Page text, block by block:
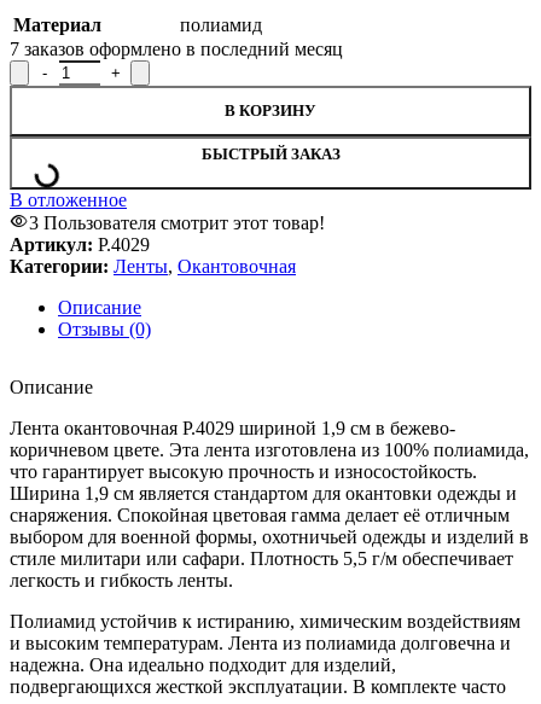
Материал
полиамид
7 заказов оформлено в последний месяц
Количество товара Лента окантовочная Р.4029, ширина 1,9 см
В КОРЗИНУ
БЫСТРЫЙ ЗАКАЗ
В отложенное
3 Пользователя смотрит этот товар!
Артикул: Р.4029
Категории: Ленты, Окантовочная
Описание
Отзывы (0)
Описание
Лента окантовочная Р.4029 шириной 1,9 см в бежево-
коричневом цвете. Эта лента изготовлена из 100% полиамида,
что гарантирует высокую прочность и износостойкость.
Ширина 1,9 см является стандартом для окантовки одежды и
снаряжения. Спокойная цветовая гамма делает её отличным
выбором для военной формы, охотничьей одежды и изделий в
стиле милитари или сафари. Плотность 5,5 г/м обеспечивает
легкость и гибкость ленты.
Полиамид устойчив к истиранию, химическим воздействиям
и высоким температурам. Лента из полиамида долговечна и
надежна. Она идеально подходит для изделий,
подвергающихся жесткой эксплуатации. В комплекте часто